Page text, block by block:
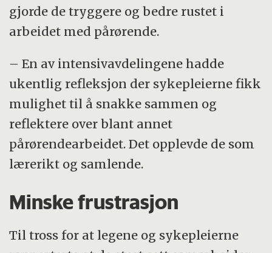
gjorde de tryggere og bedre rustet i
arbeidet med pårørende.
– En av intensivavdelingene hadde
ukentlig refleksjon der sykepleierne fikk
mulighet til å snakke sammen og
reflektere over blant annet
pårørendearbeidet. Det opplevde de som
lærerikt og samlende.
Minske frustrasjon
Til tross for at legene og sykepleierne